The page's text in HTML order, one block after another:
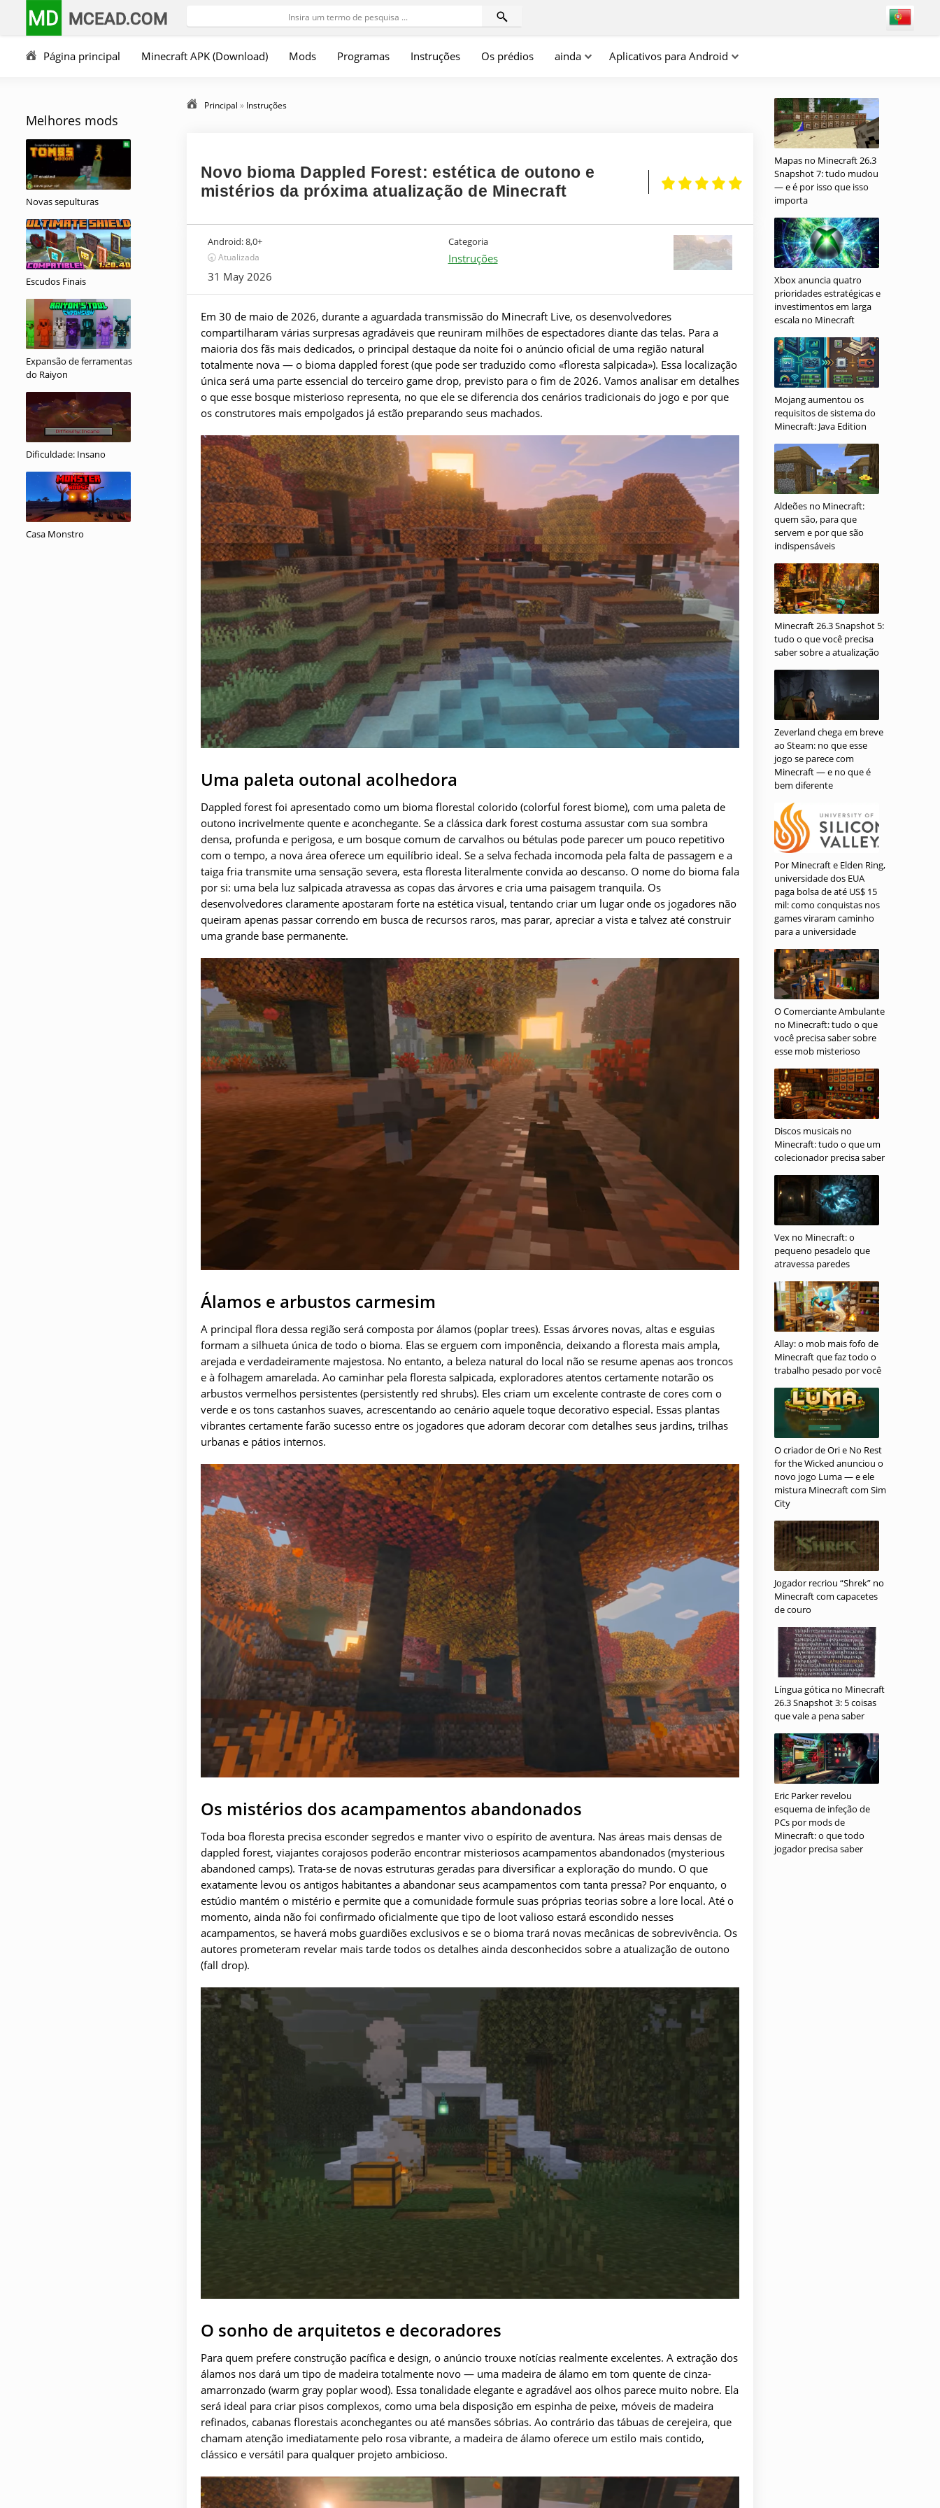
MD MCEAD.COM
Página principal Minecraft APK (Download) Mods Programas Instruções Os prédios ainda Aplicativos para Android
Melhores mods
Novas sepulturas
Escudos Finais
Expansão de ferramentas
do Raiyon
Dificuldade: Insano
Casa Monstro
Principal » Instruções
Novo bioma Dappled Forest: estética de outono e
mistérios da próxima atualização de Minecraft
Android:8,0+
🕣 Atualizada
31 May 2026
Categoria
Instruções
Em 30 de maio de 2026, durante a aguardada transmissão do Minecraft Live, os desenvolvedores
compartilharam várias surpresas agradáveis que reuniram milhões de espectadores diante das telas. Para a
maioria dos fãs mais dedicados, o principal destaque da noite foi o anúncio oficial de uma região natural
totalmente nova — o bioma dappled forest (que pode ser traduzido como «floresta salpicada»). Essa localização
única será uma parte essencial do terceiro game drop, previsto para o fim de 2026. Vamos analisar em detalhes
o que esse bosque misterioso representa, no que ele se diferencia dos cenários tradicionais do jogo e por que
os construtores mais empolgados já estão preparando seus machados.
Uma paleta outonal acolhedora
Dappled forest foi apresentado como um bioma florestal colorido (colorful forest biome), com uma paleta de
outono incrivelmente quente e aconchegante. Se a clássica dark forest costuma assustar com sua sombra
densa, profunda e perigosa, e um bosque comum de carvalhos ou bétulas pode parecer um pouco repetitivo
com o tempo, a nova área oferece um equilíbrio ideal. Se a selva fechada incomoda pela falta de passagem e a
taiga fria transmite uma sensação severa, esta floresta literalmente convida ao descanso. O nome do bioma fala
por si: uma bela luz salpicada atravessa as copas das árvores e cria uma paisagem tranquila. Os
desenvolvedores claramente apostaram forte na estética visual, tentando criar um lugar onde os jogadores não
queiram apenas passar correndo em busca de recursos raros, mas parar, apreciar a vista e talvez até construir
uma grande base permanente.
Álamos e arbustos carmesim
A principal flora dessa região será composta por álamos (poplar trees). Essas árvores novas, altas e esguias
formam a silhueta única de todo o bioma. Elas se erguem com imponência, deixando a floresta mais ampla,
arejada e verdadeiramente majestosa. No entanto, a beleza natural do local não se resume apenas aos troncos
e à folhagem amarelada. Ao caminhar pela floresta salpicada, exploradores atentos certamente notarão os
arbustos vermelhos persistentes (persistently red shrubs). Eles criam um excelente contraste de cores com o
verde e os tons castanhos suaves, acrescentando ao cenário aquele toque decorativo especial. Essas plantas
vibrantes certamente farão sucesso entre os jogadores que adoram decorar com detalhes seus jardins, trilhas
urbanas e pátios internos.
Os mistérios dos acampamentos abandonados
Toda boa floresta precisa esconder segredos e manter vivo o espírito de aventura. Nas áreas mais densas de
dappled forest, viajantes corajosos poderão encontrar misteriosos acampamentos abandonados (mysterious
abandoned camps). Trata-se de novas estruturas geradas para diversificar a exploração do mundo. O que
exatamente levou os antigos habitantes a abandonar seus acampamentos com tanta pressa? Por enquanto, o
estúdio mantém o mistério e permite que a comunidade formule suas próprias teorias sobre a lore local. Até o
momento, ainda não foi confirmado oficialmente que tipo de loot valioso estará escondido nesses
acampamentos, se haverá mobs guardiões exclusivos e se o bioma trará novas mecânicas de sobrevivência. Os
autores prometeram revelar mais tarde todos os detalhes ainda desconhecidos sobre a atualização de outono
(fall drop).
O sonho de arquitetos e decoradores
Para quem prefere construção pacífica e design, o anúncio trouxe notícias realmente excelentes. A extração dos
álamos nos dará um tipo de madeira totalmente novo — uma madeira de álamo em tom quente de cinza-
amarronzado (warm gray poplar wood). Essa tonalidade elegante e agradável aos olhos parece muito nobre. Ela
será ideal para criar pisos complexos, como uma bela disposição em espinha de peixe, móveis de madeira
refinados, cabanas florestais aconchegantes ou até mansões sóbrias. Ao contrário das tábuas de cerejeira, que
chamam atenção imediatamente pelo rosa vibrante, a madeira de álamo oferece um estilo mais contido,
clássico e versátil para qualquer projeto ambicioso.
Mapas no Minecraft 26.3
Snapshot 7: tudo mudou
— e é por isso que isso
importa
Xbox anuncia quatro
prioridades estratégicas e
investimentos em larga
escala no Minecraft
Mojang aumentou os
requisitos de sistema do
Minecraft: Java Edition
Aldeões no Minecraft:
quem são, para que
servem e por que são
indispensáveis
Minecraft 26.3 Snapshot 5:
tudo o que você precisa
saber sobre a atualização
Zeverland chega em breve
ao Steam: no que esse
jogo se parece com
Minecraft — e no que é
bem diferente
Por Minecraft e Elden Ring,
universidade dos EUA
paga bolsa de até US$ 15
mil: como conquistas nos
games viraram caminho
para a universidade
O Comerciante Ambulante
no Minecraft: tudo o que
você precisa saber sobre
esse mob misterioso
Discos musicais no
Minecraft: tudo o que um
colecionador precisa saber
Vex no Minecraft: o
pequeno pesadelo que
atravessa paredes
Allay: o mob mais fofo de
Minecraft que faz todo o
trabalho pesado por você
O criador de Ori e No Rest
for the Wicked anunciou o
novo jogo Luma — e ele
mistura Minecraft com Sim
City
Jogador recriou “Shrek” no
Minecraft com capacetes
de couro
Língua gótica no Minecraft
26.3 Snapshot 3: 5 coisas
que vale a pena saber
Eric Parker revelou
esquema de infeção de
PCs por mods de
Minecraft: o que todo
jogador precisa saber